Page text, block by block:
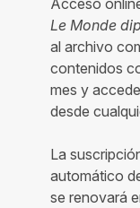
Le Monde
al archivo
contenidos
mes y
desde
La
automático
se renovará